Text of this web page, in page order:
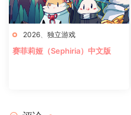
2026、 独立游戏
赛菲莉娅（Sephiria）中文版